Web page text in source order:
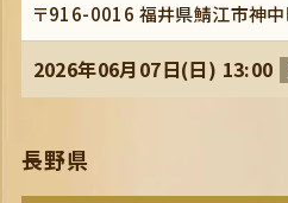
〒916-0016 福井県鯖江市神
2026年06月07日(日) 13:00
長野県